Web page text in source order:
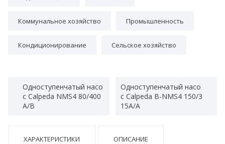
Коммунальное хозяйство Промышленность
Кондиционирование Сельское хозяйство
Одноступенчатый насо
с Calpeda NMS4 80/400
A/B
Одноступенчатый насо
с Calpeda B-NMS4 150/3
15A/A
ХАРАКТЕРИСТИКИ ОПИСАНИЕ